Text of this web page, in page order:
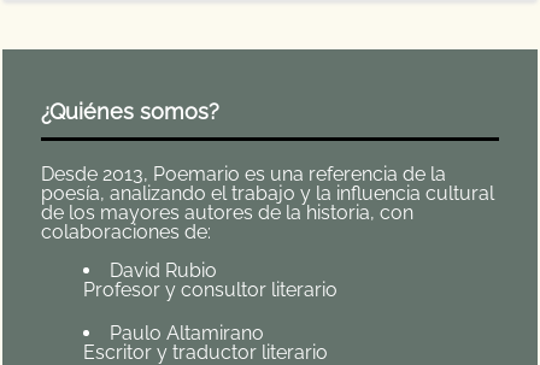
¿Quiénes somos?
Desde 2013, Poemario es una referencia de la
poesía, analizando el trabajo y la influencia cultural
de los mayores autores de la historia, con
colaboraciones de:
David Rubio
Profesor y consultor literario
Paulo Altamirano
Escritor y traductor literario